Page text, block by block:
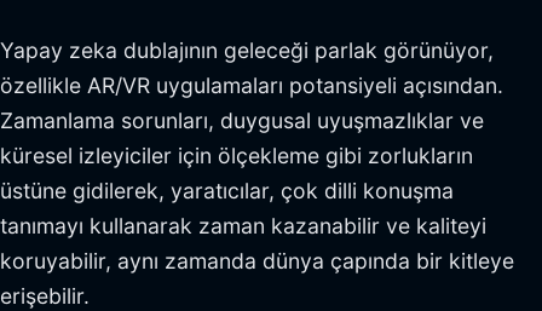
Yapay zeka dublajının geleceği parlak görünüyor,
özellikle AR/VR uygulamaları potansiyeli açısından.
Zamanlama sorunları, duygusal uyuşmazlıklar ve
küresel izleyiciler için ölçekleme gibi zorlukların
üstüne gidilerek, yaratıcılar, çok dilli konuşma
tanımayı kullanarak zaman kazanabilir ve kaliteyi
koruyabilir, aynı zamanda dünya çapında bir kitleye
erişebilir.